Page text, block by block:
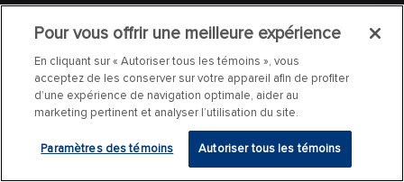
Pour vous offrir une meilleure expérience
En cliquant sur « Autoriser tous les témoins », vous
acceptez de les conserver sur votre appareil afin de profiter
d’une expérience de navigation optimale, aider au
marketing pertinent et analyser l’utilisation du site.
Paramètres des témoins Autoriser tous les témoins